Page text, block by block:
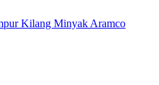
Kilang Minyak Aramco